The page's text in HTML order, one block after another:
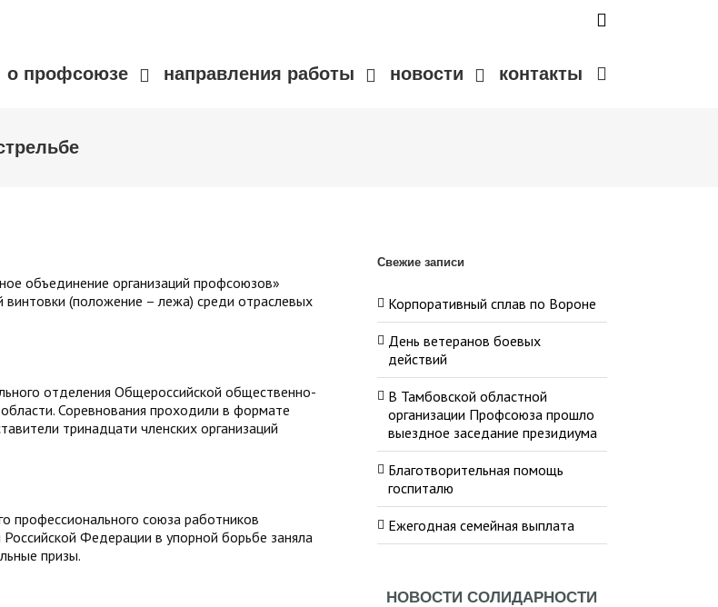
о профсоюзе направления работы новости контакты
объединение организаций профсоюзов»
винтовки (положение – лежа) среди отраслевых
отделения Общероссийской общественно-
Соревнования проходили в формате
тринадцати членских организаций
профессионального союза работников
Федерации в упорной борьбе заняла
призы.
Свежие записи
Корпоративный сплав по Вороне
День ветеранов боевых
действий
В Тамбовской областной
организации Профсоюза прошло
выездное заседание президиума
Благотворительная помощь
госпиталю
Ежегодная семейная выплата
НОВОСТИ СОЛИДАРНОСТИ